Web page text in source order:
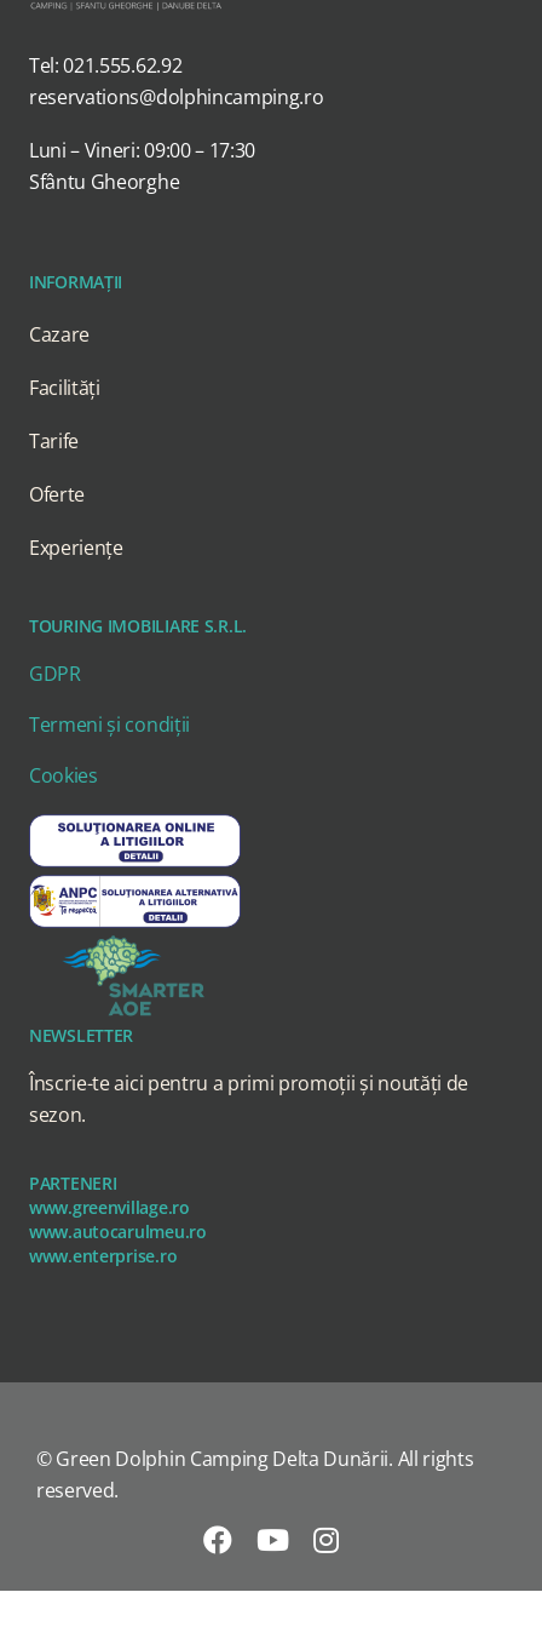
Tel: 021.555.62.92
reservations@dolphincamping.ro
Luni – Vineri: 09:00 – 17:30
Sfântu Gheorghe
INFORMAȚII
Cazare
Facilități
Tarife
Oferte
Experiențe
TOURING IMOBILIARE S.R.L.
GDPR
Termeni și condiții
Cookies
NEWSLETTER
Înscrie-te aici pentru a primi promoții și noutăți de
sezon.
PARTENERI
www.greenvillage.ro
www.autocarulmeu.ro
www.enterprise.ro
© Green Dolphin Camping Delta Dunării. All rights
reserved.